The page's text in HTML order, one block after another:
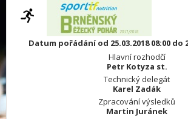
Datum pořádání od 25.03.2018 08:00 do
Hlavní rozhodčí
Petr Kotyza st.
Technický delegát
Karel Zadák
Zpracování výsledků
Martin Juránek